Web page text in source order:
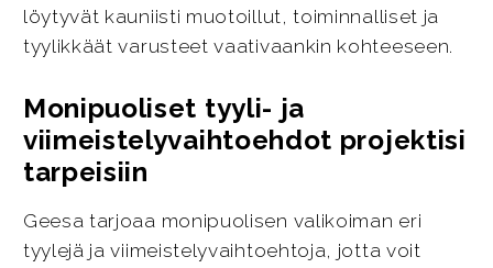
löytyvät kauniisti muotoillut, toiminnalliset ja
tyylikkäät varusteet vaativaankin kohteeseen.
Monipuoliset tyyli- ja
viimeistelyvaihtoehdot projektisi
tarpeisiin
Geesa tarjoaa monipuolisen valikoiman eri
tyylejä ja viimeistelyvaihtoehtoja, jotta voit